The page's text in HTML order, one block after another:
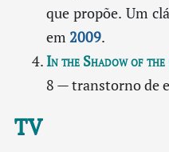
que propõe. Um
em 2009.
In the Shadow of the
8 — transtorno de
TV